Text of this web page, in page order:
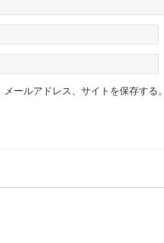
ールアドレス、サイトを保存する。